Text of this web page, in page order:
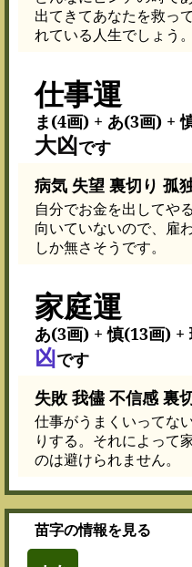
出てきてあなたを救っ
れている人生でしょう。
仕事運
ま(4画) + あ(3画) +
大凶です
病気 失望 裏切り 孤
自分でお金を出してや
向いていないので、雇
しか無さそうです。
家庭運
あ(3画) + 慎(13画) +
凶です
失敗 我儘 不信感 裏
仕事がうまくいってな
りする。それによって
のは避けられません。
苗字の情報を見る